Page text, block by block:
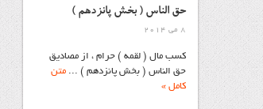
حق الناس ( بخش پانزدهم )
8 می 2014
کسب مال ( لقمه ) حرام ، از مصادیق
حق الناس ( بخش پانزدهم ) ... متن
کامل »